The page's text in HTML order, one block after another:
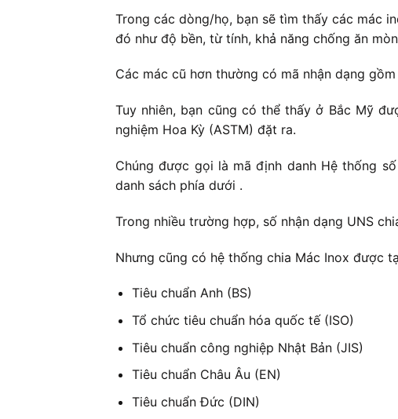
Trong các dòng/họ, bạn sẽ tìm thấy các mác
đó như độ bền, từ tính, khả năng chống ăn
Các mác cũ hơn thường có mã nhận dạng
Tuy nhiên, bạn cũng có thể thấy ở Bắc Mỹ
nghiệm Hoa Kỳ (ASTM) đặt ra.
Chúng được gọi là mã định danh Hệ thống
danh sách phía dưới .
Trong nhiều trường hợp, số nhận dạng UNS
Nhưng cũng có hệ thống chia Mác Inox được
Tiêu chuẩn Anh (BS)
Tổ chức tiêu chuẩn hóa quốc tế (ISO)
Tiêu chuẩn công nghiệp Nhật Bản (JIS)
Tiêu chuẩn Châu Âu (EN)
Tiêu chuẩn Đức (DIN)